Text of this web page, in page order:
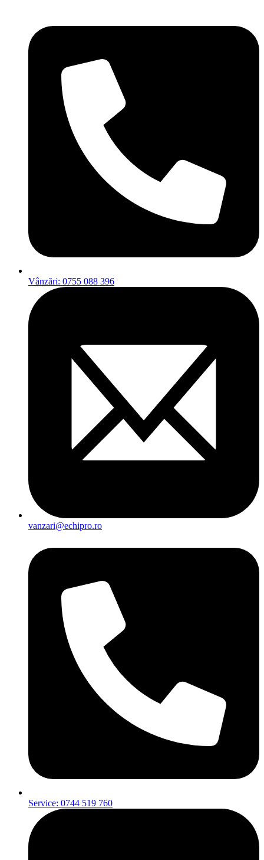
Vânzări: 0755 088 396
vanzari@echipro.ro
Service: 0744 519 760